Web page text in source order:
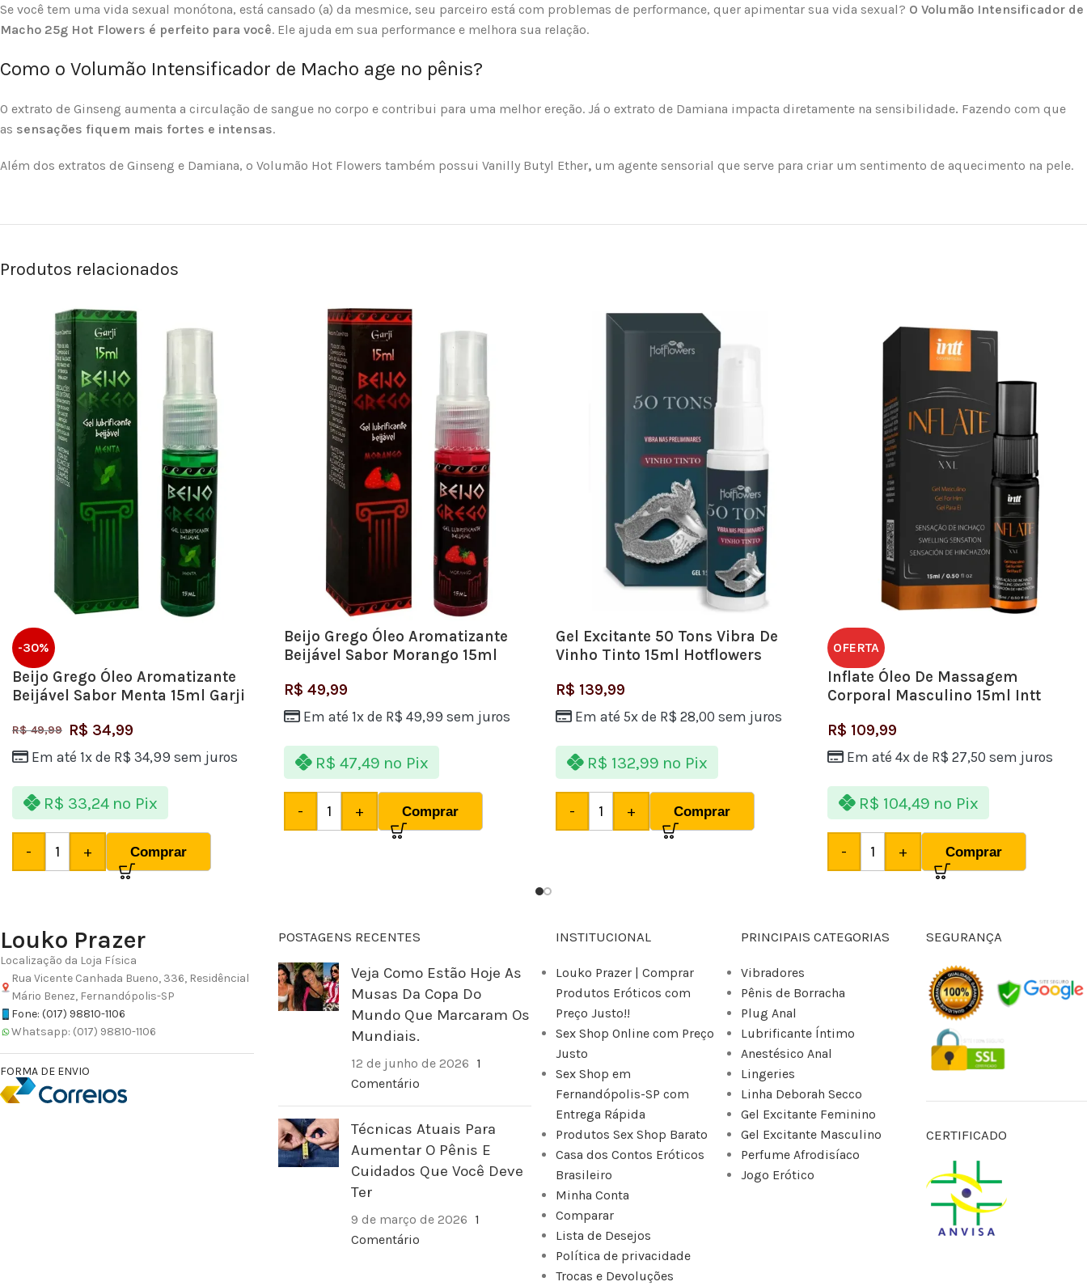
Se você tem uma vida sexual monótona, está cansado (a) da mesmice, seu parceiro está com problemas de performance, quer apimentar sua vida sexual? O Volumão Intensificador de
Macho 25g Hot Flowers é perfeito para você. Ele ajuda em sua performance e melhora sua relação.
Como o Volumão Intensificador de Macho age no pênis?
O extrato de Ginseng aumenta a circulação de sangue no corpo e contribui para uma melhor ereção. Já o extrato de Damiana impacta diretamente na sensibilidade. Fazendo com que
as sensações fiquem mais fortes e intensas.
Além dos extratos de Ginseng e Damiana, o Volumão Hot Flowers também possui Vanilly Butyl Ether, um agente sensorial que serve para criar um sentimento de aquecimento na pele.
Produtos relacionados
-30%
Beijo Grego Óleo Aromatizante
Beijável Sabor Menta 15ml Garji
R$49,99 R$ 34,99
Em até 1x de R$ 34,99 sem juros
R$ 33,24 no Pix
- + Comprar
Beijo Grego Óleo Aromatizante
Beijável Sabor Morango 15ml
R$ 49,99
Em até 1x de R$ 49,99 sem juros
R$ 47,49 no Pix
- + Comprar
Gel Excitante 50 Tons Vibra De
Vinho Tinto 15ml Hotflowers
R$ 139,99
Em até 5x de R$ 28,00 sem juros
R$ 132,99 no Pix
- + Comprar
OFERTA
Inflate Óleo De Massagem
Corporal Masculino 15ml Intt
R$ 109,99
Em até 4x de R$ 27,50 sem juros
R$ 104,49 no Pix
- + Comprar
Louko Prazer
Localização da Loja Física
Rua Vicente Canhada Bueno, 336, Residêncial
Mário Benez, Fernandópolis-SP
Fone: (017) 98810-1106
Whatsapp: (017) 98810-1106
FORMA DE ENVIO
POSTAGENS RECENTES
Veja Como Estão Hoje As
Musas Da Copa Do
Mundo Que Marcaram Os
Mundiais.
12 de junho de 2026 1
Comentário
Técnicas Atuais Para
Aumentar O Pênis E
Cuidados Que Você Deve
Ter
9 de março de 2026 1
Comentário
INSTITUCIONAL
Louko Prazer | Comprar
Produtos Eróticos com
Preço Justo!!
Sex Shop Online com Preço
Justo
Sex Shop em
Fernandópolis-SP com
Entrega Rápida
Produtos Sex Shop Barato
Casa dos Contos Eróticos
Brasileiro
Minha Conta
Comparar
Lista de Desejos
Política de privacidade
Trocas e Devoluções
PRINCIPAIS CATEGORIAS
Vibradores
Pênis de Borracha
Plug Anal
Lubrificante Íntimo
Anestésico Anal
Lingeries
Linha Deborah Secco
Gel Excitante Feminino
Gel Excitante Masculino
Perfume Afrodisíaco
Jogo Erótico
SEGURANÇA
CERTIFICADO